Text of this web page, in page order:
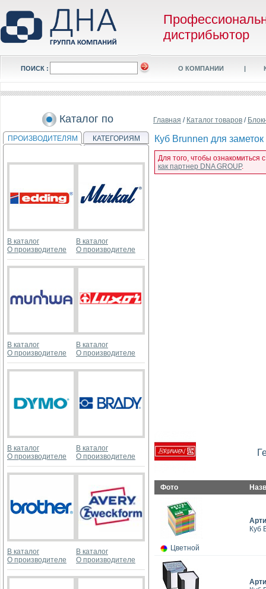
дистрибьютор
ПОИСК : О КОМПАНИИ |
Каталог по
ПРОИЗВОДИТЕЛЯМ КАТЕГОРИЯМ
В каталог
О производителе
В каталог
О производителе
В каталог
О производителе
В каталог
О производителе
В каталог
О производителе
В каталог
О производителе
В каталог
О производителе
В каталог
О производителе
Главная / Каталог товаров /
Куб Brunnen для
Для того, чтобы ознакомиться
как партнер DNA GROUP.
Фото
Цветной
Куб